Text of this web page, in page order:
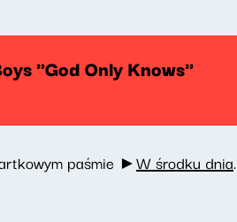
"God Only Knows"
paśmie ►W środku dnia.